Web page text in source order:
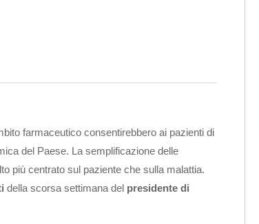
farmaceutico consentirebbero ai pazienti di
del Paese. La semplificazione delle
più centrato sul paziente che sulla malattia.
della scorsa settimana del presidente di